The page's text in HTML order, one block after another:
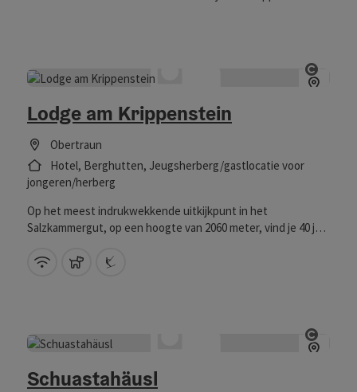
Start
Lodge am Krippenstein
Obertraun
Hotel, Berghutten, Jeugsherberg/gastlocatie voor
jongeren/herberg
Op het meest indrukwekkende uitkijkpunt in het
Salzkammergut, op een hoogte van 2060 meter, vind je 40 jaar
W-LAN (gratis)Huisdieren toegestaan
Start
Schuastahäusl